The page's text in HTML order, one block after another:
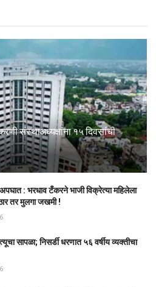
संस्थाअध्यक्षांना १५ दिवसांची
: भरधाव टँकरने भाजी विक्रेत्या महिलेला
तर मुलगा जखमी !
सापळा; निसर्डी धरणात ५६ वर्षीय व्यक्तीचा